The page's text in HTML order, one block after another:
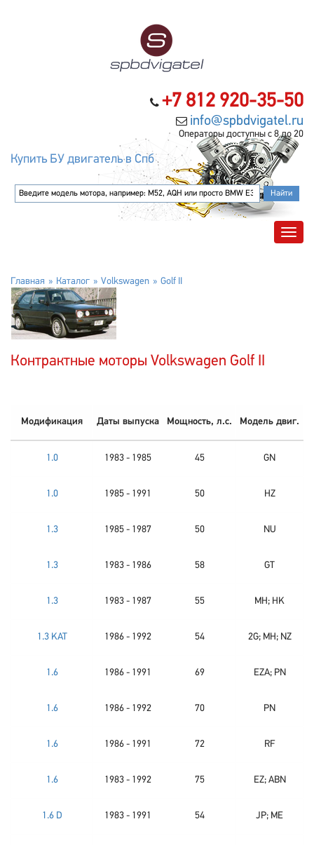
+7 812 920-35-50
info@spbdvigatel.ru
Операторы доступны с 8 до 20
Купить БУ двигатель в Спб
Главная Каталог Volkswagen Golf II
Контрактные моторы Volkswagen Golf II
Модификация Даты выпуска Мощность, л.с. Модель двиг.
1.0 1983 - 1985 45 GN
1.0 1985 - 1991 50 HZ
1.3 1985 - 1987 50 NU
1.3 1983 - 1986 58 GT
1.3 1983 - 1987 55 MH; HK
1.3 KAT 1986 - 1992 54 2G; MH; NZ
1.6 1986 - 1991 69 EZA; PN
1.6 1986 - 1992 70 PN
1.6 1986 - 1991 72 RF
1.6 1983 - 1992 75 EZ; ABN
1.6 D 1983 - 1991 54 JP; ME